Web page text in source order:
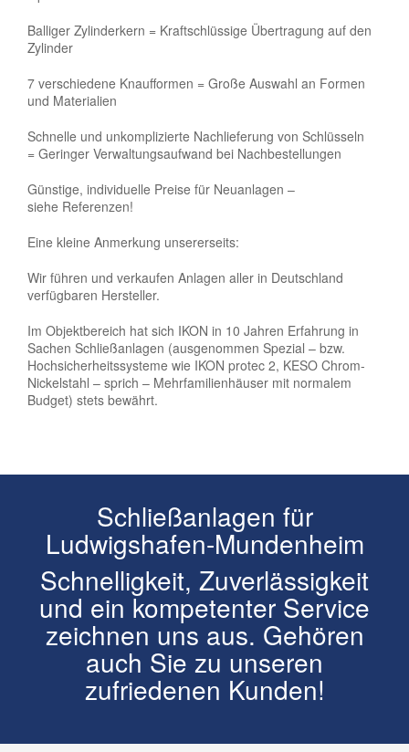
Balliger Zylinderkern = Kraftschlüssige Übertragung auf den
Zylinder
7 verschiedene Knaufformen = Große Auswahl an Formen
und Materialien
Schnelle und unkomplizierte Nachlieferung von Schlüsseln
= Geringer Verwaltungsaufwand bei Nachbestellungen
Günstige, individuelle Preise für Neuanlagen –
siehe Referenzen!
Eine kleine Anmerkung unsererseits:
Wir führen und verkaufen Anlagen aller in Deutschland
verfügbaren Hersteller.
Im Objektbereich hat sich IKON in 10 Jahren Erfahrung in
Sachen Schließanlagen (ausgenommen Spezial – bzw.
Hochsicherheitssysteme wie IKON protec 2, KESO Chrom-
Nickelstahl – sprich – Mehrfamilienhäuser mit normalem
Budget) stets bewährt.
Schließanlagen für
Ludwigshafen-Mundenheim
Schnelligkeit, Zuverlässigkeit
und ein kompetenter Service
zeichnen uns aus. Gehören
auch Sie zu unseren
zufriedenen Kunden!